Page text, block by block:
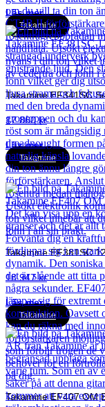
Läs mer
Takamine
Takamine EF341SC
17 860kr
Läs mer
Takamine
Takamine EF381SC
18 947kr
Läs mer
Takamine
Takamine EF407 OM